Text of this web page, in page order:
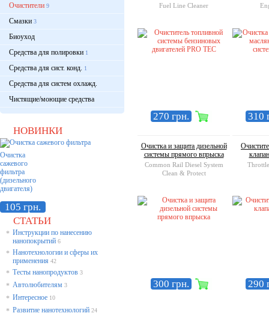
Очистители 9
Смазки 3
Биоуход
Средства для полировки 1
Средства для сист. конд. 1
Средства для систем охлажд.
Чистящие/моющие средства
НОВИНКИ
Очистка
сажевого
фильтра
(дизельного
двигателя)
105 грн.
СТАТЬИ
* Инструкции по нанесению
нанопокрытий 6
* Нанотехнологии и сферы их
применения 42
* Тесты нанопродуктов 3
* Автолюбителям 3
* Интересное 10
* Развитие нанотехнологий 24
Fuel Line Cleaner
270 грн. 310
Очистка и защита дизельной
системы прямого впрыска
Common Rail Diesel System
Clean & Protect
300 грн. 290